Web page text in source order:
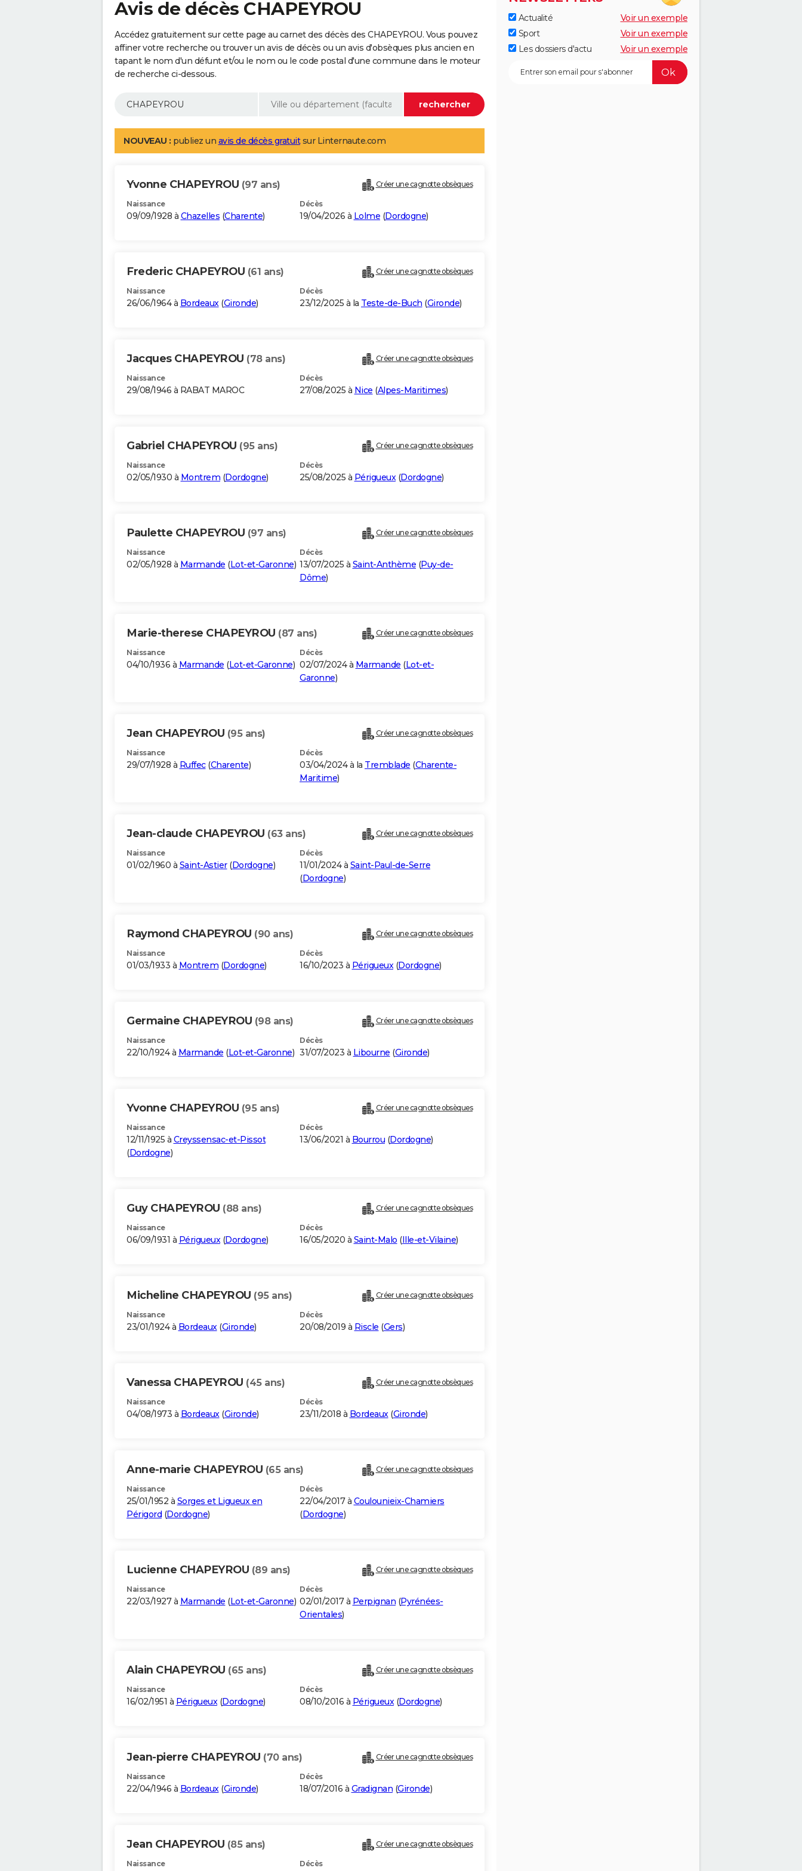
Avis de décès CHAPEYROU
Accédez gratuitement sur cette page au carnet des décès des CHAPEYROU. Vous pouvez
affiner votre recherche ou trouver un avis de décès ou un avis d'obsèques plus ancien en
tapant le nom d'un défunt et/ou le nom ou le code postal d'une commune dans le moteur
de recherche ci-dessous.
NOUVEAU : publiez un avis de décès gratuitsur Linternaute.com
Yvonne CHAPEYROU (97 ans) Créer une cagnotte obsèques
Naissance
09/09/1928 à Chazelles (Charente)
Décès
19/04/2026 à Lolme (Dordogne)
Frederic CHAPEYROU (61 ans) Créer une cagnotte obsèques
Naissance
26/06/1964 à Bordeaux(Gironde)
Décès
23/12/2025 à la Teste-de-Buch (Gironde)
Jacques CHAPEYROU (78 ans) Créer une cagnotte obsèques
Naissance
29/08/1946 à RABAT MAROC
Décès
27/08/2025 à Nice (Alpes-Maritimes)
Gabriel CHAPEYROU (95 ans) Créer une cagnotte obsèques
Naissance
02/05/1930 à Montrem (Dordogne)
Décès
25/08/2025 à Périgueux(Dordogne)
Paulette CHAPEYROU (97 ans) Créer une cagnotte obsèques
Naissance
02/05/1928 à Marmande (Lot-et-Garonne)
Décès
13/07/2025 à Saint-Anthème (Puy-de-
Dôme)
Marie-therese CHAPEYROU (87 ans) Créer une cagnotte obsèques
Naissance
04/10/1936 à Marmande (Lot-et-Garonne)
Décès
02/07/2024 à Marmande (Lot-et-
Garonne)
Jean CHAPEYROU (95 ans) Créer une cagnotte obsèques
Naissance
29/07/1928 à Ruffec(Charente)
Décès
03/04/2024 à la Tremblade (Charente-
Maritime)
Jean-claude CHAPEYROU (63 ans) Créer une cagnotte obsèques
Naissance
01/02/1960 à Saint-Astier(Dordogne)
Décès
11/01/2024 à Saint-Paul-de-Serre
(Dordogne)
Raymond CHAPEYROU (90 ans) Créer une cagnotte obsèques
Naissance
01/03/1933 à Montrem (Dordogne)
Décès
16/10/2023 à Périgueux(Dordogne)
Germaine CHAPEYROU (98 ans) Créer une cagnotte obsèques
Naissance
22/10/1924 à Marmande (Lot-et-Garonne)
Décès
31/07/2023 à Libourne (Gironde)
Yvonne CHAPEYROU (95 ans) Créer une cagnotte obsèques
Naissance
12/11/1925 à Creyssensac-et-Pissot
(Dordogne)
Décès
13/06/2021 à Bourrou (Dordogne)
Guy CHAPEYROU (88 ans) Créer une cagnotte obsèques
Naissance
06/09/1931 à Périgueux(Dordogne)
Décès
16/05/2020 à Saint-Malo (Ille-et-Vilaine)
Micheline CHAPEYROU (95 ans) Créer une cagnotte obsèques
Naissance
23/01/1924 à Bordeaux(Gironde)
Décès
20/08/2019 à Riscle (Gers)
Vanessa CHAPEYROU (45 ans) Créer une cagnotte obsèques
Naissance
04/08/1973 à Bordeaux(Gironde)
Décès
23/11/2018 à Bordeaux(Gironde)
Anne-marie CHAPEYROU (65 ans) Créer une cagnotte obsèques
Naissance
25/01/1952 à Sorges et Ligueux en
Périgord (Dordogne)
Décès
22/04/2017 à Coulounieix-Chamiers
(Dordogne)
Lucienne CHAPEYROU (89 ans) Créer une cagnotte obsèques
Naissance
22/03/1927 à Marmande (Lot-et-Garonne)
Décès
02/01/2017 à Perpignan (Pyrénées-
Orientales)
Alain CHAPEYROU (65 ans) Créer une cagnotte obsèques
Naissance
16/02/1951 à Périgueux(Dordogne)
Décès
08/10/2016 à Périgueux(Dordogne)
Jean-pierre CHAPEYROU (70 ans) Créer une cagnotte obsèques
Naissance
22/04/1946 à Bordeaux(Gironde)
Décès
18/07/2016 à Gradignan (Gironde)
Jean CHAPEYROU (85 ans) Créer une cagnotte obsèques
Naissance Décès
Actualité
Voir un exemple
Sport
Voir un exemple
Les dossiers d'actu
Voir un exemple